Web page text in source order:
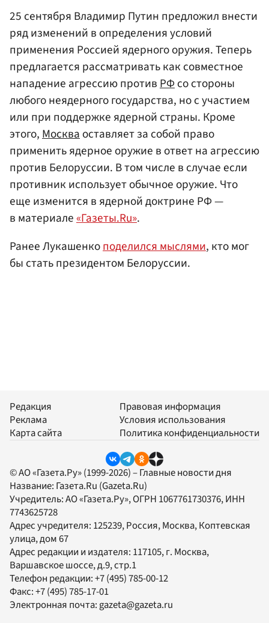
25 сентября Владимир Путин предложил внести
ряд изменений в определения условий
применения Россией ядерного оружия. Теперь
предлагается рассматривать как совместное
нападение агрессию против РФсо стороны
любого неядерного государства, но с участием
или при поддержке ядерной страны. Кроме
этого, Москва оставляет за собой право
применить ядерное оружие в ответ на агрессию
против Белоруссии. В том числе в случае если
противник использует обычное оружие. Что
еще изменится в ядерной доктрине РФ —
в материале«Газеты.Ru».
Ранее Лукашенкоподелился мыслями, кто мог
бы стать президентом Белоруссии.
Редакция
Реклама
Карта сайта
Правовая информация
Условия использования
Политика конфиденциальности
© АО «Газета.Ру» (1999-2026) – Главные новости дня
Название: Газета.Ru (Gazeta.Ru)
Учредитель:АО «Газета.Ру», ОГРН 1067761730376, ИНН
7743625728
Адрес учредителя: 125239, Россия, Москва, Коптевская
улица, дом 67
Адрес редакции и издателя: 117105, г. Москва,
Варшавское шоссе, д.9, стр.1
Телефон редакции:+7 (495) 785-00-12
Факс:+7 (495) 785-17-01
Электронная почта:gazeta@gazeta.ru